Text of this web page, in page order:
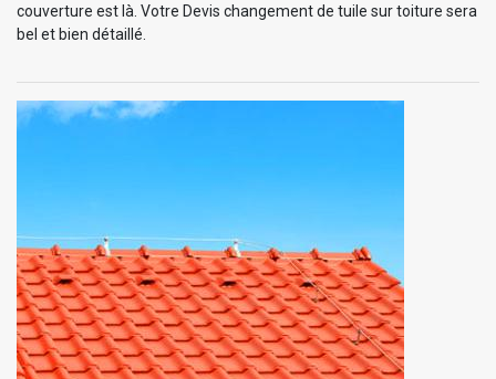
couverture est là. Votre Devis changement de tuile sur toiture sera
bel et bien détaillé.